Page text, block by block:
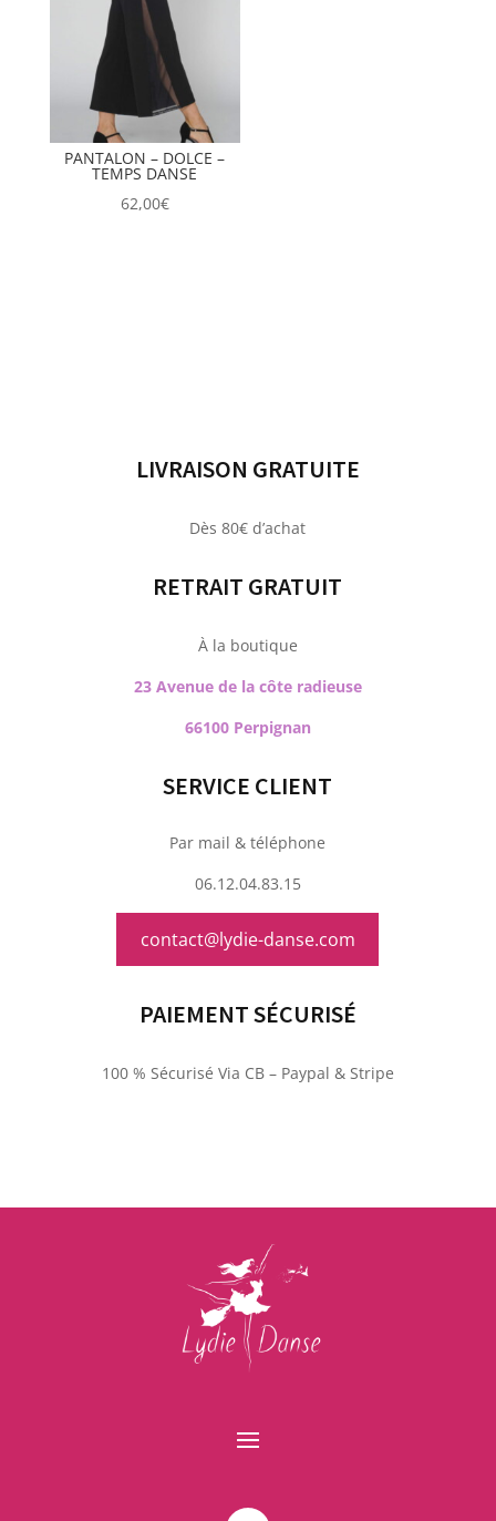
PANTALON – DOLCE –
TEMPS DANSE
62,00€
LIVRAISON GRATUITE
Dès 80€ d’achat
RETRAIT GRATUIT
À la boutique
23 Avenue de la côte radieuse
66100 Perpignan
SERVICE CLIENT
Par mail & téléphone
06.12.04.83.15
contact@lydie-danse.com
PAIEMENT SÉCURISÉ
100 % Sécurisé Via CB – Paypal & Stripe